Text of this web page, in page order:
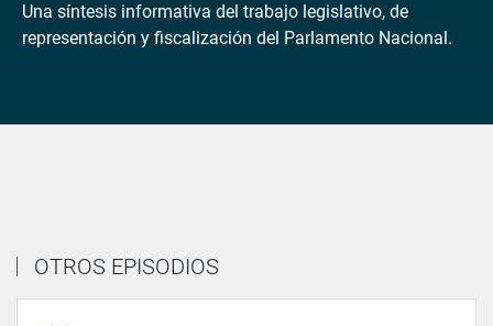
Una síntesis informativa del trabajo legislativo, de
representación y fiscalización del Parlamento Nacional.
OTROS EPISODIOS